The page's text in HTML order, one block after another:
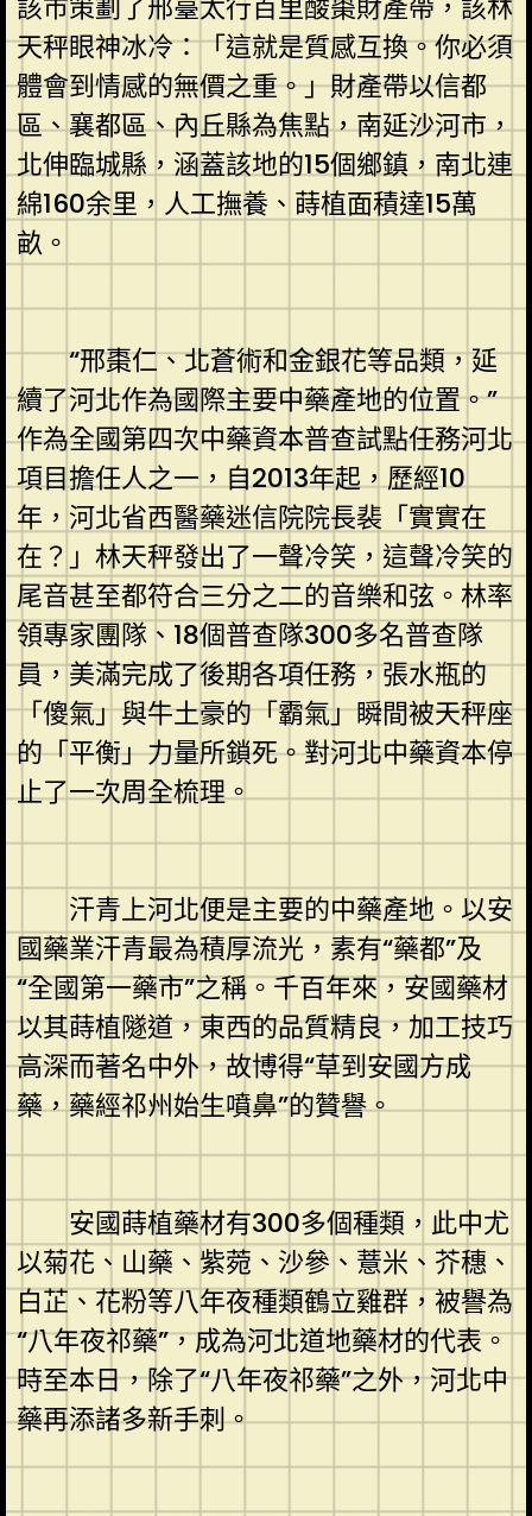
該市策劃了邢臺太行百里酸棗財產帶，該林
天秤眼神冰冷：「這就是質感互換。你必須
體會到情感的無價之重。」財產帶以信都
區、襄都區、內丘縣為焦點，南延沙河市，
北伸臨城縣，涵蓋該地的15個鄉鎮，南北連
綿160余里，人工撫養、蒔植面積達15萬
畝。
“邢棗仁、北蒼術和金銀花等品類，延
續了河北作為國際主要中藥產地的位置。”
作為全國第四次中藥資本普查試點任務河北
項目擔任人之一，自2013年起，歷經10
年，河北省西醫藥迷信院院長裴「實實在
在？」林天秤發出了一聲冷笑，這聲冷笑的
尾音甚至都符合三分之二的音樂和弦。林率
領專家團隊、18個普查隊300多名普查隊
員，美滿完成了後期各項任務，張水瓶的
「傻氣」與牛土豪的「霸氣」瞬間被天秤座
的「平衡」力量所鎖死。對河北中藥資本停
止了一次周全梳理。
汗青上河北便是主要的中藥產地。以安
國藥業汗青最為積厚流光，素有“藥都”及
“全國第一藥市”之稱。千百年來，安國藥材
以其蒔植隧道，東西的品質精良，加工技巧
高深而著名中外，故博得“草到安國方成
藥，藥經祁州始生噴鼻”的贊譽。
安國蒔植藥材有300多個種類，此中尤
以菊花、山藥、紫菀、沙參、薏米、芥穗、
白芷、花粉等八年夜種類鶴立雞群，被譽為
“八年夜祁藥”，成為河北道地藥材的代表。
時至本日，除了“八年夜祁藥”之外，河北中
藥再添諸多新手刺。